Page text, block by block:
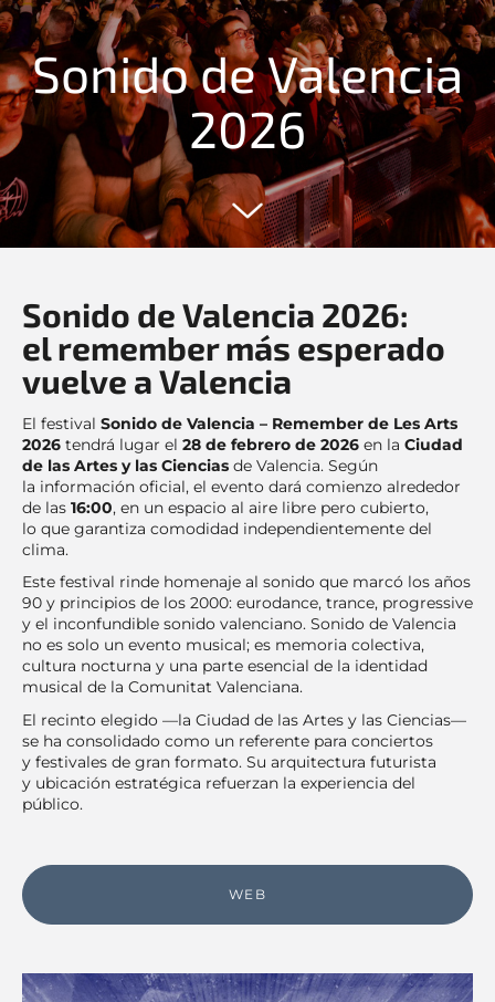
Sonido de Valencia
2026
Sonido de Valencia 2026:
el remember más esperado
vuelve a Valencia
El festival Sonido de Valencia – Remember de Les Arts
2026 tendrá lugar el 28 de febrero de 2026 en la Ciudad
de las Artes y las Ciencias de Valencia. Según
la información oficial, el evento dará comienzo alrededor
de las 16:00, en un espacio al aire libre pero cubierto,
lo que garantiza comodidad independientemente del
clima.
Este festival rinde homenaje al sonido que marcó los años
90 y principios de los 2000: eurodance, trance, progressive
y el inconfundible sonido valenciano. Sonido de Valencia
no es solo un evento musical; es memoria colectiva,
cultura nocturna y una parte esencial de la identidad
musical de la Comunitat Valenciana.
El recinto elegido —la Ciudad de las Artes y las Ciencias—
se ha consolidado como un referente para conciertos
y festivales de gran formato. Su arquitectura futurista
y ubicación estratégica refuerzan la experiencia del
público.
WEB